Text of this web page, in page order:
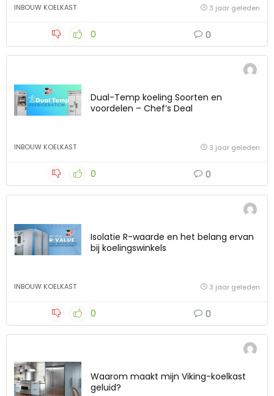
INBOUW KOELKAST 3 jaar geleden
0 0
Dual-Temp koeling Soorten en
voordelen – Chef’s Deal
INBOUW KOELKAST 3 jaar geleden
0 0
Isolatie R-waarde en het belang ervan
bij koelingswinkels
INBOUW KOELKAST 3 jaar geleden
0 0
Waarom maakt mijn Viking-koelkast
geluid?